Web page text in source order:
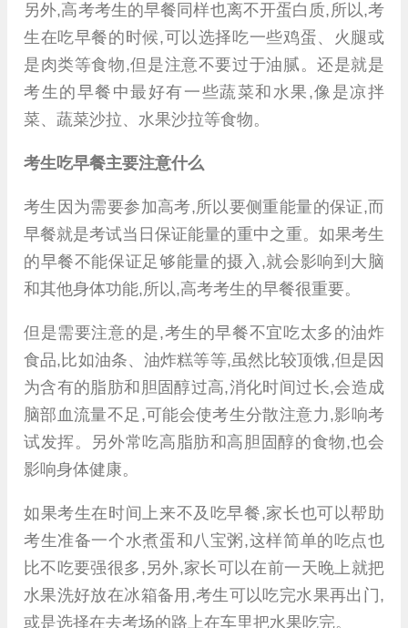
另外,高考考生的早餐同样也离不开蛋白质,所以,考
生在吃早餐的时候,可以选择吃一些鸡蛋、火腿或
是肉类等食物,但是注意不要过于油腻。还是就是
考生的早餐中最好有一些蔬菜和水果,像是凉拌
菜、蔬菜沙拉、水果沙拉等食物。
考生吃早餐主要注意什么
考生因为需要参加高考,所以要侧重能量的保证,而
早餐就是考试当日保证能量的重中之重。如果考生
的早餐不能保证足够能量的摄入,就会影响到大脑
和其他身体功能,所以,高考考生的早餐很重要。
但是需要注意的是,考生的早餐不宜吃太多的油炸
食品,比如油条、油炸糕等等,虽然比较顶饿,但是因
为含有的脂肪和胆固醇过高,消化时间过长,会造成
脑部血流量不足,可能会使考生分散注意力,影响考
试发挥。另外常吃高脂肪和高胆固醇的食物,也会
影响身体健康。
如果考生在时间上来不及吃早餐,家长也可以帮助
考生准备一个水煮蛋和八宝粥,这样简单的吃点也
比不吃要强很多,另外,家长可以在前一天晚上就把
水果洗好放在冰箱备用,考生可以吃完水果再出门,
或是选择在去考场的路上在车里把水果吃完。